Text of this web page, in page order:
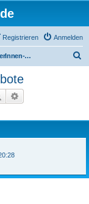
Anmelden
Registrieren
TourenpartnerInnen-Suche/-Angebote
Suche